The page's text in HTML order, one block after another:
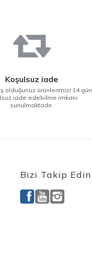
Koşulsuz iade
olduğunuz ürünlerimizi 14 gün
iade edebilme imkanı
sunulmaktadır.
Bizi Takip Edin